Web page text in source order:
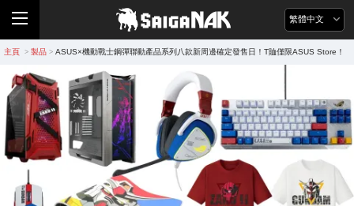
繁體中文
主頁 > 製品 > ASUS×機動戰士鋼彈聯動產品系列八款新周邊確定發售日！T賉僅限ASUS Store！